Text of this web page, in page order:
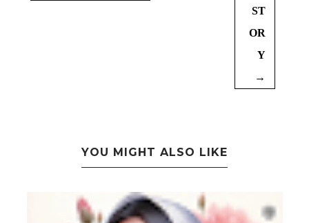
ST
OR
Y
→
YOU MIGHT ALSO LIKE